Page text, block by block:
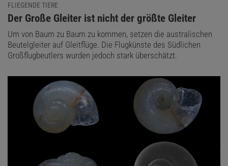
FLIEGENDE TIERE
:
Der Große Gleiter ist nicht der größte Gleiter
Um von Baum zu Baum zu kommen, setzen die australischen
Beutelgleiter auf Gleitflüge. Die Flugkünste des Südlichen
Großflugbeutlers wurden jedoch stark überschätzt.